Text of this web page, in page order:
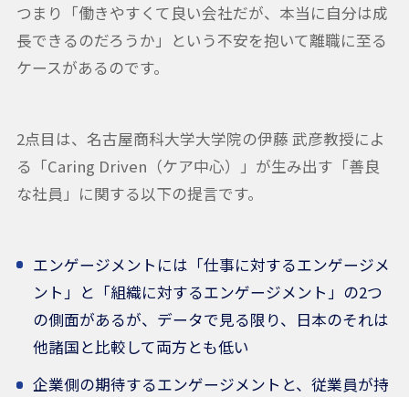
つまり「働きやすくて良い会社だが、本当に自分は成
長できるのだろうか」という不安を抱いて離職に至る
ケースがあるのです。
2点目は、名古屋商科大学大学院の伊藤 武彦教授によ
る「Caring Driven（ケア中心）」が生み出す「善良
な社員」に関する以下の提言です。
エンゲージメントには「仕事に対するエンゲージメ
ント」と「組織に対するエンゲージメント」の2つ
の側面があるが、データで見る限り、日本のそれは
他諸国と比較して両方とも低い
企業側の期待するエンゲージメントと、従業員が持